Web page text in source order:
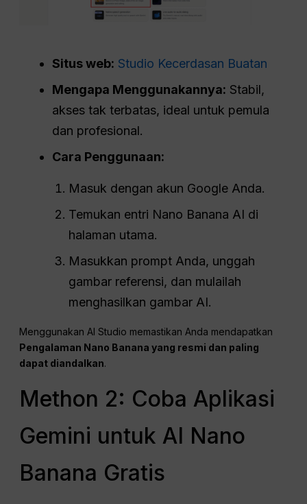
Situs web: Studio Kecerdasan Buatan
Mengapa Menggunakannya: Stabil,
akses tak terbatas, ideal untuk pemula
dan profesional.
Cara Penggunaan:
Masuk dengan akun Google Anda.
Temukan entri Nano Banana AI di
halaman utama.
Masukkan prompt Anda, unggah
gambar referensi, dan mulailah
menghasilkan gambar AI.
Menggunakan AI Studio memastikan Anda mendapatkan
Pengalaman Nano Banana yang resmi dan paling
dapat diandalkan.
Methon 2: Coba Aplikasi
Gemini untuk AI Nano
Banana Gratis